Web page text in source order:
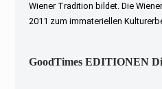
Wiener Tradition bildet. Die
2011 zum immateriellen
GoodTimes EDITIONEN